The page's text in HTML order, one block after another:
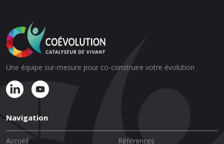
Une équipe sur-mesure pour co-construire votre évolution
Navigation
Accueil
Références